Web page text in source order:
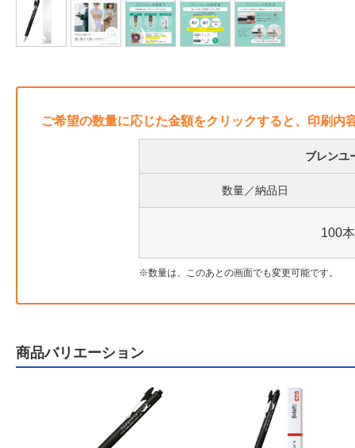
ご希望の数量に応じた金額をクリックすると、印刷内
ブレン
数量／納品日
100本
数量は、このあとの画面でも変更可能です。
商品バリエーション